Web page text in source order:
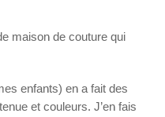
maison de couture qui
enfants) en a fait des
et couleurs. J’en fais